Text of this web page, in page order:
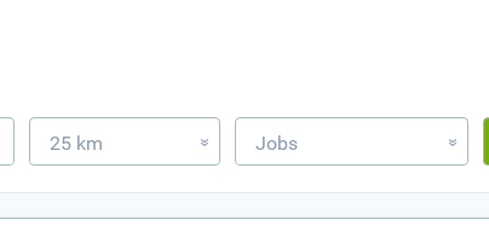
25 km » Jobs »